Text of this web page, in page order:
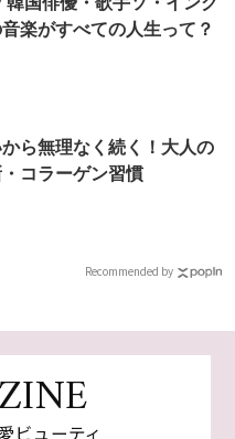
楽がすべての人生って？
ら無理なく続く！大人の
コラーゲン習慣
Recommended by
ビューティ